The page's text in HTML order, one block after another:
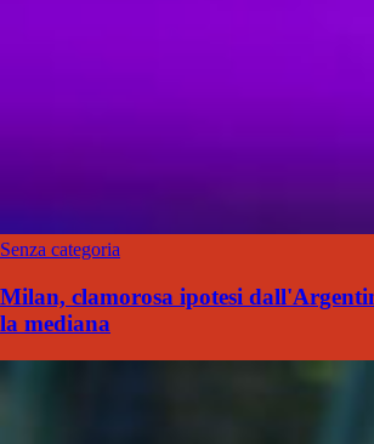
Senza categoria
Milan, clamorosa ipotesi
la mediana